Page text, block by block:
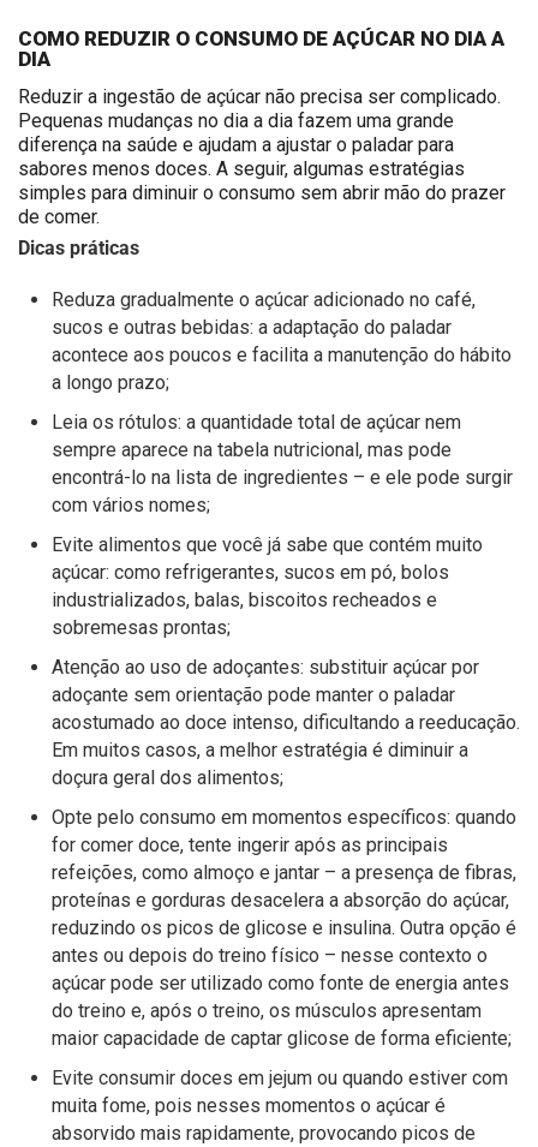
COMO REDUZIR O CONSUMO DE AÇÚCAR NO DIA A
DIA
Reduzir a ingestão de açúcar não precisa ser complicado.
Pequenas mudanças no dia a dia fazem uma grande
diferença na saúde e ajudam a ajustar o paladar para
sabores menos doces. A seguir, algumas estratégias
simples para diminuir o consumo sem abrir mão do prazer
de comer.
Dicas práticas
Reduza gradualmente o açúcar adicionado no café,
sucos e outras bebidas: a adaptação do paladar
acontece aos poucos e facilita a manutenção do hábito
a longo prazo;
Leia os rótulos: a quantidade total de açúcar nem
sempre aparece na tabela nutricional, mas pode
encontrá-lo na lista de ingredientes – e ele pode surgir
com vários nomes;
Evite alimentos que você já sabe que contém muito
açúcar: como refrigerantes, sucos em pó, bolos
industrializados, balas, biscoitos recheados e
sobremesas prontas;
Atenção ao uso de adoçantes: substituir açúcar por
adoçante sem orientação pode manter o paladar
acostumado ao doce intenso, dificultando a reeducação.
Em muitos casos, a melhor estratégia é diminuir a
doçura geral dos alimentos;
Opte pelo consumo em momentos específicos: quando
for comer doce, tente ingerir após as principais
refeições, como almoço e jantar – a presença de fibras,
proteínas e gorduras desacelera a absorção do açúcar,
reduzindo os picos de glicose e insulina. Outra opção é
antes ou depois do treino físico – nesse contexto o
açúcar pode ser utilizado como fonte de energia antes
do treino e, após o treino, os músculos apresentam
maior capacidade de captar glicose de forma eficiente;
Evite consumir doces em jejum ou quando estiver com
muita fome, pois nesses momentos o açúcar é
absorvido mais rapidamente, provocando picos de